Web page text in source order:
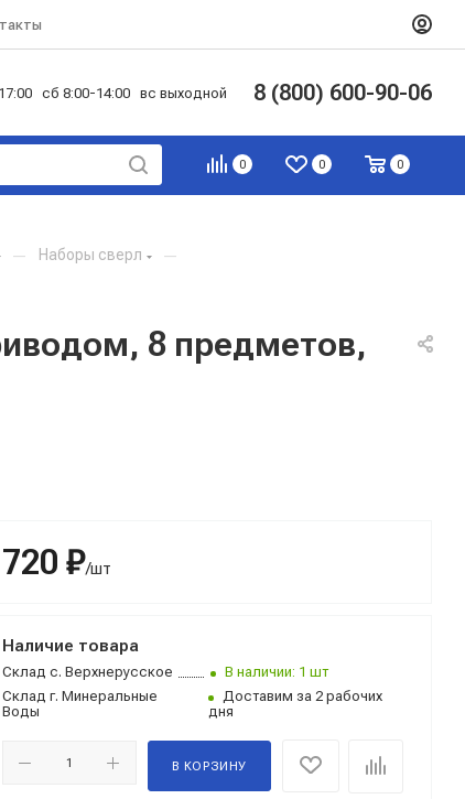
сб 8:00-14:00 вс выходной 8 (800) 600-90-06
0 0 0
— Наборы сверл —
8 предметов,
720 ₽/шт
Наличие товара
Склад с. Верхнерусское
В наличии: 1 шт
Склад г. Минеральные
Воды
Доставим за 2 рабочих
дня
В КОРЗИНУ